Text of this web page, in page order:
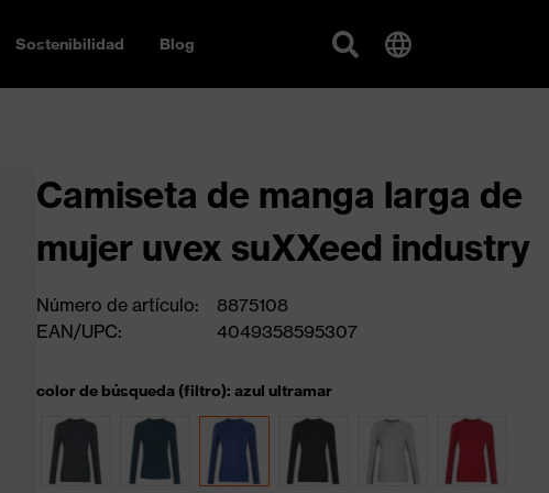
Sostenibilidad Blog
Camiseta de manga larga de
mujer uvex suXXeed industry
Número de artículo:
8875108
EAN/UPC:
4049358595307
color de búsqueda (filtro): azul ultramar